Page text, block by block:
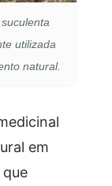
utilizada
natural.
em